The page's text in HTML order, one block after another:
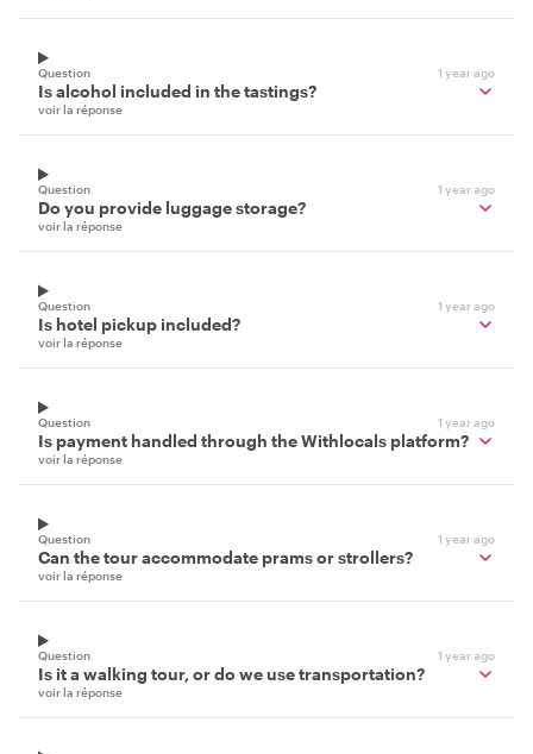
Question 1 year ago
Is alcohol included in the tastings?
voir la réponse
Question 1 year ago
Do you provide luggage storage?
voir la réponse
Question 1 year ago
Is hotel pickup included?
voir la réponse
Question 1 year ago
Is payment handled through the Withlocals platform?
voir la réponse
Question 1 year ago
Can the tour accommodate prams or strollers?
voir la réponse
Question 1 year ago
Is it a walking tour, or do we use transportation?
voir la réponse